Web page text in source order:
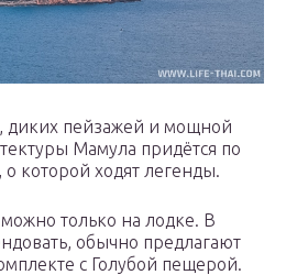
диких пейзажей и мощной
Мамула придётся по
которой ходят легенды.
только на лодке. В
обычно предлагают
с Голубой пещерой.